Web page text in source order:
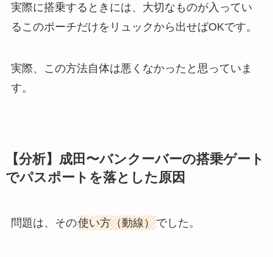
実際に搭乗するときには、大切なものが入ってい
るこのポーチだけをリュックから出せばOKです。
実際、この方法自体は悪くなかったと思っていま
す。
【分析】成田〜バンクーバーの搭乗ゲート
でパスポートを落とした原因
問題は、その使い方（動線）でした。